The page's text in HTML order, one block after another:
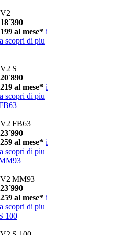
al mese* i
scopri di piu
S
al mese* i
scopri di piu
FB63
al mese* i
scopri di piu
V2 MM93
al mese* i
scopri di piu
100